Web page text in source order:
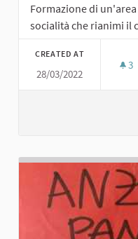
Formazione di
socialità che rianimi il
CREATED AT
28/03/2022
3